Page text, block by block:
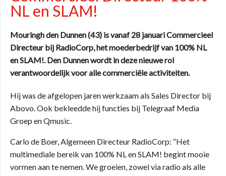
NL en SLAM!
Mouringh den Dunnen (43) is vanaf 28 januari Commercieel
Directeur bij RadioCorp, het moederbedrijf van 100% NL
en SLAM!. Den Dunnen wordt in deze nieuwe rol
verantwoordelijk voor alle commerciële activiteiten.
Hij was de afgelopen jaren werkzaam als Sales Director bij
Abovo. Ook bekleedde hij functies bij Telegraaf Media
Groep en Qmusic.
Carlo de Boer, Algemeen Directeur RadioCorp: “Het
multimediale bereik van 100% NL en SLAM! begint mooie
vormen aan te nemen. We groeien, zowel via radio als alle